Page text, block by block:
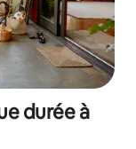
durée à